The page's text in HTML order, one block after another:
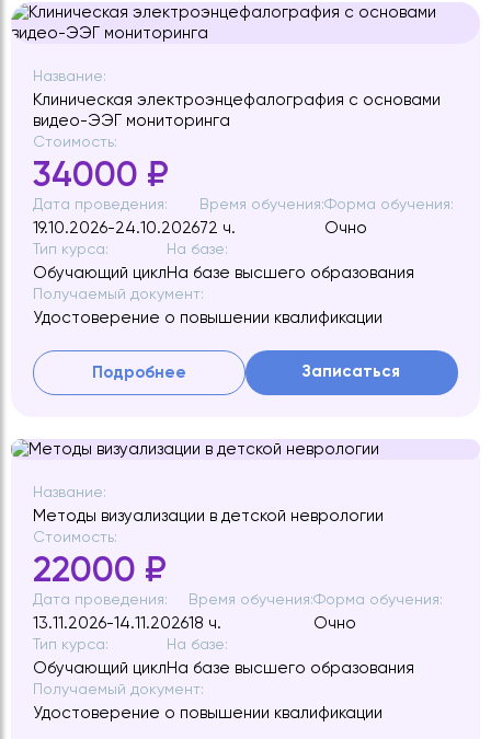
Название:
Клиническая электроэнцефалография с основами
видео-ЭЭГ мониторинга
Стоимость:
34000 ₽
Дата проведения:
19.10.2026-24.10.2026
Время обучения:
72 ч.
Форма обучения:
Очно
Тип курса:
Обучающий цикл
На базе:
На базе высшего образования
Получаемый документ:
Удостоверение о повышении квалификации
Подробнее Записаться
Название:
Методы визуализации в детской неврологии
Стоимость:
22000 ₽
Дата проведения:
13.11.2026-14.11.2026
Время обучения:
18 ч.
Форма обучения:
Очно
Тип курса:
Обучающий цикл
На базе:
На базе высшего образования
Получаемый документ:
Удостоверение о повышении квалификации